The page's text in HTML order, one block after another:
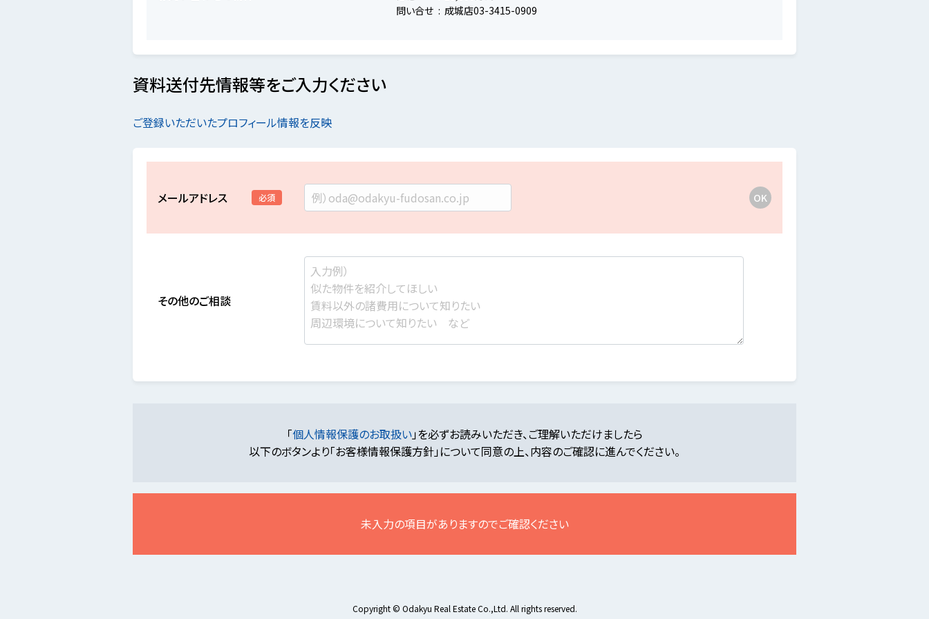
問い合せ
成城店03-3415-0909
資料送付先情報等をご入力ください
ご登録いただいたプロフィール情報を反映
メールアドレス 必須
その他のご相談
「個人情報保護のお取扱い」を必ずお読みいただき、ご理解いただけましたら
以下のボタンより「お客様情報保護方針」について同意の上、内容のご確認に進んでください。
未入力の項目がありますのでご確認ください
Copyright © Odakyu Real Estate Co.,Ltd. All rights reserved.